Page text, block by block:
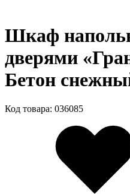
Шкаф
дверями
Бетон
Код товара: 036085